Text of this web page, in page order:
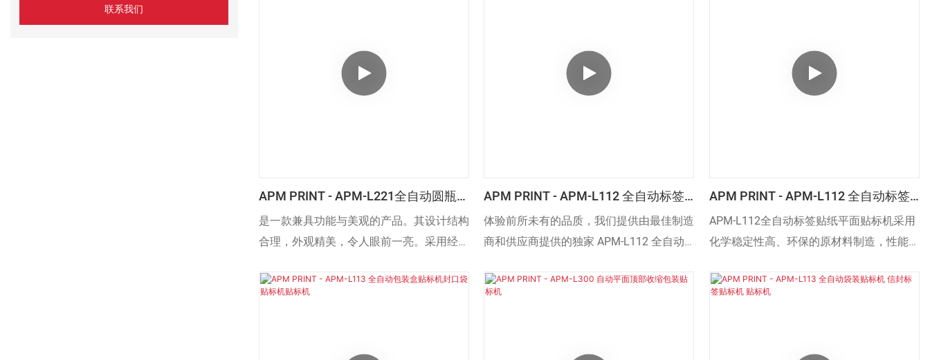
联系我们
APM PRINT - APM-L221全自动圆瓶贴
标机 啤酒瓶贴标机 标签贴纸设备 贴标
机
是一款兼具功能与美观的产品。其设计结构
合理，外观精美，令人眼前一亮。采用经过
APM PRINT - APM-L112 全自动标签
贴纸平面贴标机 盖子贴标机 贴标机
体验前所未有的品质，我们提供由最佳制造
商和供应商提供的独家 APM-L112 全自动
种类型的贴标机，可用于不同的应用。
APM PRINT - APM-L112 全自动标签
贴纸平面贴标机 盖子贴标机 贴标机1
APM-L112全自动标签贴纸平面贴标机采用
化学稳定性高、环保的原材料制造，性能稳
诸多领域具有极高的实用价值。